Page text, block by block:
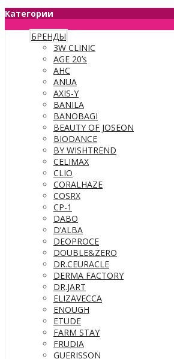
Категории
БРЕНДЫ
3W CLINIC
AGE 20’s
AHC
ANUA
AXIS-Y
BANILA
BANOBAGI
BEAUTY OF JOSEON
BIODANCE
BY WISHTREND
CELIMAX
CLIO
CORALHAZE
COSRX
CP-1
DABO
D’ALBA
DEOPROCE
DOUBLE&ZERO
DR.CEURACLE
DERMA FACTORY
DR.JART
ELIZAVECCA
ENOUGH
ETUDE
FARM STAY
FRUDIA
GUERISSON